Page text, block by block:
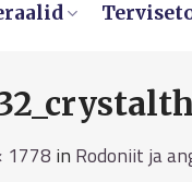
1778 in Rodoniit ja